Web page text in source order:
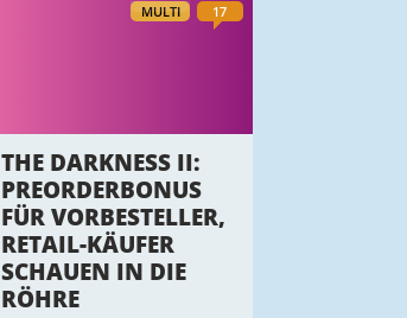
MULTI 17
THE DARKNESS II:
PREORDERBONUS
FÜR VORBESTELLER,
RETAIL-KÄUFER
SCHAUEN IN DIE
RÖHRE